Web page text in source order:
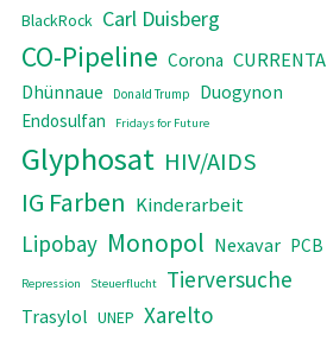
BlackRock Carl Duisberg
CO-Pipeline Corona CURRENTA
Dhünnaue Donald Trump
Duogynon
Endosulfan
Fridays for Future
Glyphosat HIV/AIDS
IG Farben Kinderarbeit
Lipobay Monopol Nexavar PCB
Repression Steuerflucht Tierversuche
Trasylol UNEP Xarelto